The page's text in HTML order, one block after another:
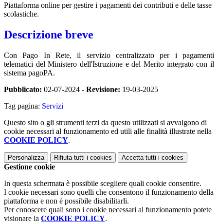
Piattaforma online per gestire i pagamenti dei contributi e delle tasse
scolastiche.
Descrizione breve
Con Pago In Rete, il servizio centralizzato per i pagamenti
telematici del Ministero dell'Istruzione e del Merito integrato con il
sistema pagoPA.
Pubblicato: 02-07-2024 - Revisione: 19-03-2025
Tag pagina: Servizi
Questo sito o gli strumenti terzi da questo utilizzati si avvalgono di
cookie necessari al funzionamento ed utili alle finalità illustrate nella
COOKIE POLICY.
Personalizza Rifiuta tutti i cookies Accetta tutti i cookies
Gestione cookie
In questa schermata è possibile scegliere quali cookie consentire.
I cookie necessari sono quelli che consentono il funzionamento della
piattaforma e non è possibile disabilitarli.
Per conoscere quali sono i cookie necessari al funzionamento potete
visionare la COOKIE POLICY.